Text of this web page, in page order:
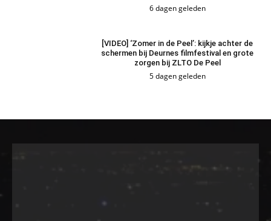
6 dagen geleden
[VIDEO] ‘Zomer in de Peel’: kijkje achter de
schermen bij Deurnes filmfestival en grote
zorgen bij ZLTO De Peel
5 dagen geleden